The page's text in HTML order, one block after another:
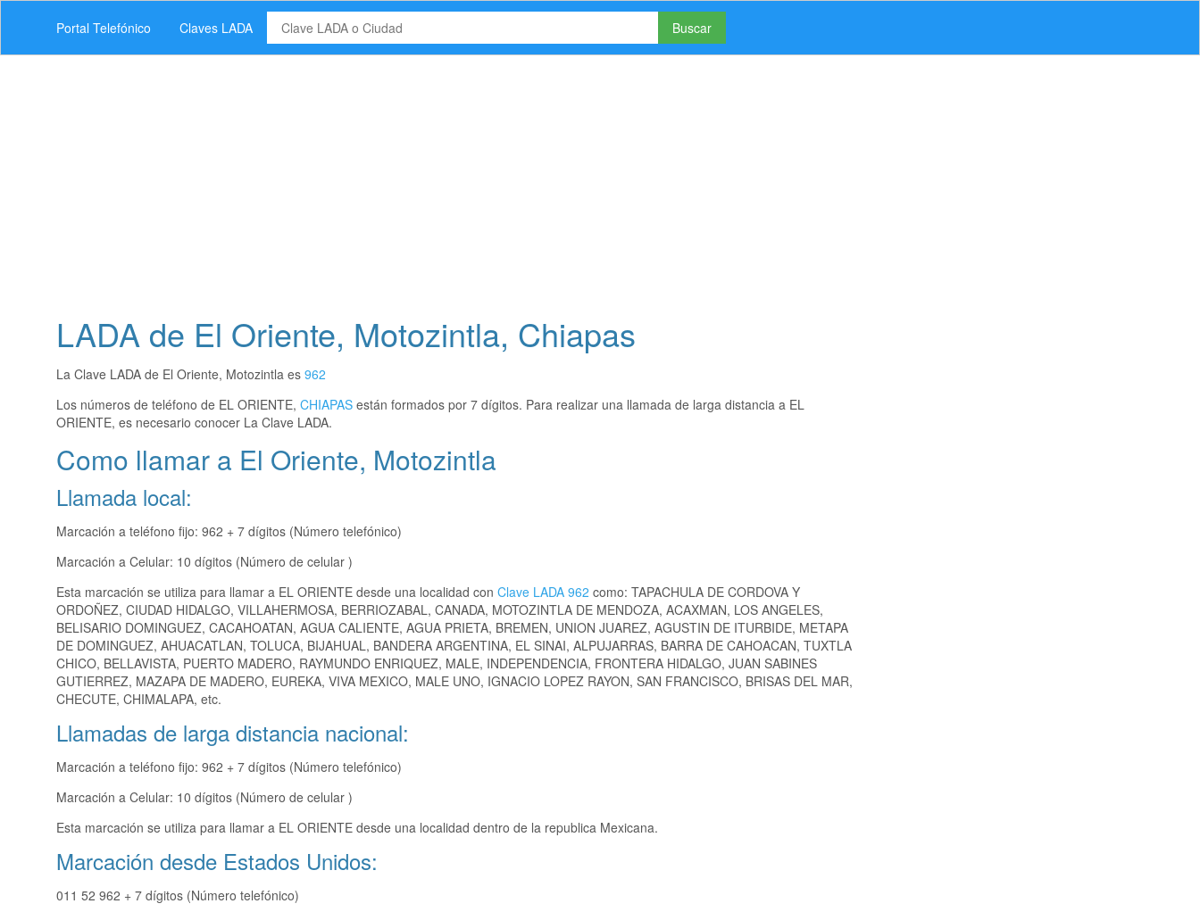
Portal Telefónico Claves LADA Buscar
LADA de El Oriente, Motozintla, Chiapas
La Clave LADA de El Oriente, Motozintla es 962
Los números de teléfono de EL ORIENTE, CHIAPAS están formados por 7 dígitos. Para realizar una llamada de larga distancia a EL
ORIENTE, es necesario conocer La Clave LADA.
Como llamar a El Oriente, Motozintla
Llamada local:
Marcación a teléfono fijo: 962 + 7 dígitos (Número telefónico)
Marcación a Celular: 10 dígitos (Número de celular )
Esta marcación se utiliza para llamar a EL ORIENTE desde una localidad con Clave LADA 962 como: TAPACHULA DE CORDOVA Y
ORDOÑEZ, CIUDAD HIDALGO, VILLAHERMOSA, BERRIOZABAL, CANADA, MOTOZINTLA DE MENDOZA, ACAXMAN, LOS ANGELES,
BELISARIO DOMINGUEZ, CACAHOATAN, AGUA CALIENTE, AGUA PRIETA, BREMEN, UNION JUAREZ, AGUSTIN DE ITURBIDE, METAPA
DE DOMINGUEZ, AHUACATLAN, TOLUCA, BIJAHUAL, BANDERA ARGENTINA, EL SINAI, ALPUJARRAS, BARRA DE CAHOACAN, TUXTLA
CHICO, BELLAVISTA, PUERTO MADERO, RAYMUNDO ENRIQUEZ, MALE, INDEPENDENCIA, FRONTERA HIDALGO, JUAN SABINES
GUTIERREZ, MAZAPA DE MADERO, EUREKA, VIVA MEXICO, MALE UNO, IGNACIO LOPEZ RAYON, SAN FRANCISCO, BRISAS DEL MAR,
CHECUTE, CHIMALAPA, etc.
Llamadas de larga distancia nacional:
Marcación a teléfono fijo: 962 + 7 dígitos (Número telefónico)
Marcación a Celular: 10 dígitos (Número de celular )
Esta marcación se utiliza para llamar a EL ORIENTE desde una localidad dentro de la republica Mexicana.
Marcación desde Estados Unidos:
011 52 962 + 7 dígitos (Número telefónico)